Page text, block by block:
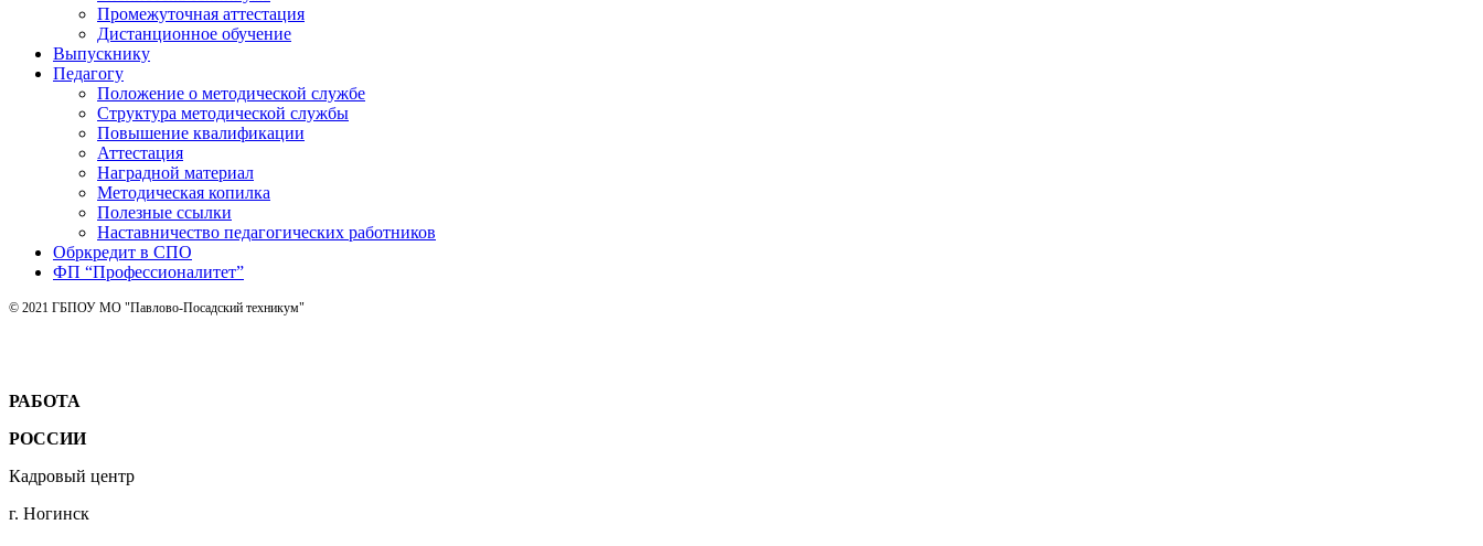
Промежуточная аттестация
Дистанционное обучение
Выпускнику
Педагогу
Положение о методической службе
Структура методической службы
Повышение квалификации
Аттестация
Наградной материал
Методическая копилка
Полезные ссылки
Наставничество педагогических работников
Обркредит в СПО
ФП “Профессионалитет”
© 2021 ГБПОУ МО "Павлово-Посадский техникум"
РАБОТА
РОССИИ
Кадровый центр
г. Ногинск